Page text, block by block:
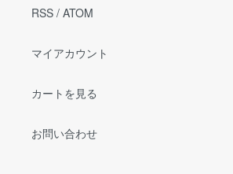
RSS / ATOM
マイアカウント
カートを見る
お問い合わせ